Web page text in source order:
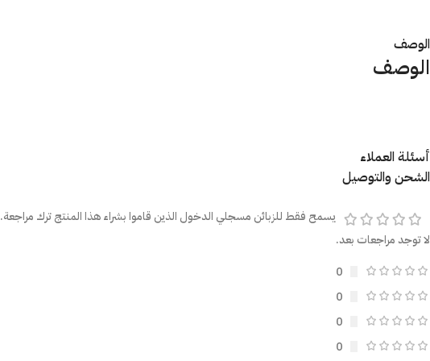
الوصف
الوصف
أسئلة العملاء
الشحن والتوصيل
لا توجد مراجعات بعد.
0
0
0
0
يسمح فقط للزبائن مسجلي الدخول الذين قاموا بشراء هذا المنتج ترك مراجعة.